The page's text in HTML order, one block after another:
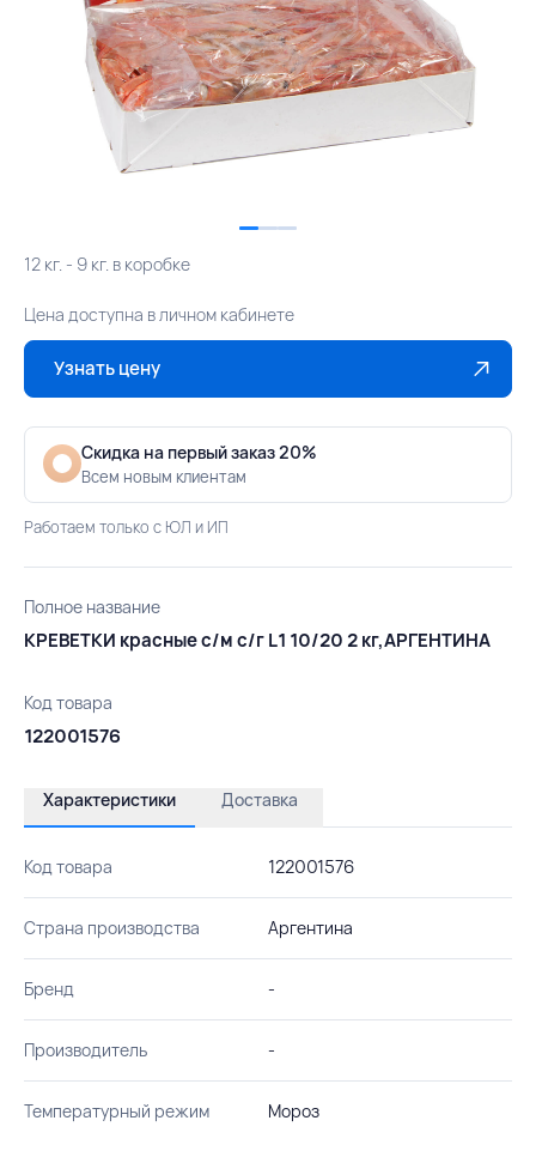
12 кг. - 9 кг. в коробке
Цена доступна в личном кабинете
Узнать цену
Скидка на первый заказ 20%
Всем новым клиентам
Работаем только с ЮЛ и ИП
Полное название
КРЕВЕТКИ красные с/м с/г L1 10/20 2 кг,АРГЕНТИНА
Код товара
122001576
Характеристики Доставка
Код товара 122001576
Страна производства Аргентина
Бренд -
Производитель -
Температурный режим Мороз